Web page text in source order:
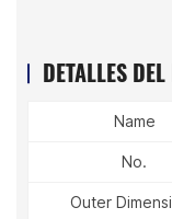
DETALLES
Name
No.
Outer